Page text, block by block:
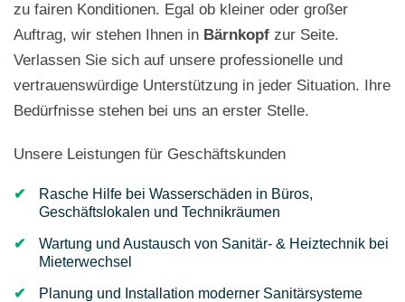
zu fairen Konditionen. Egal ob kleiner oder großer
Auftrag, wir stehen Ihnen in Bärnkopf zur Seite.
Verlassen Sie sich auf unsere professionelle und
vertrauenswürdige Unterstützung in jeder Situation. Ihre
Bedürfnisse stehen bei uns an erster Stelle.
Unsere Leistungen für Geschäftskunden
Rasche Hilfe bei Wasserschäden in Büros,
Geschäftslokalen und Technikräumen
Wartung und Austausch von Sanitär- & Heiztechnik bei
Mieterwechsel
Planung und Installation moderner Sanitärsysteme